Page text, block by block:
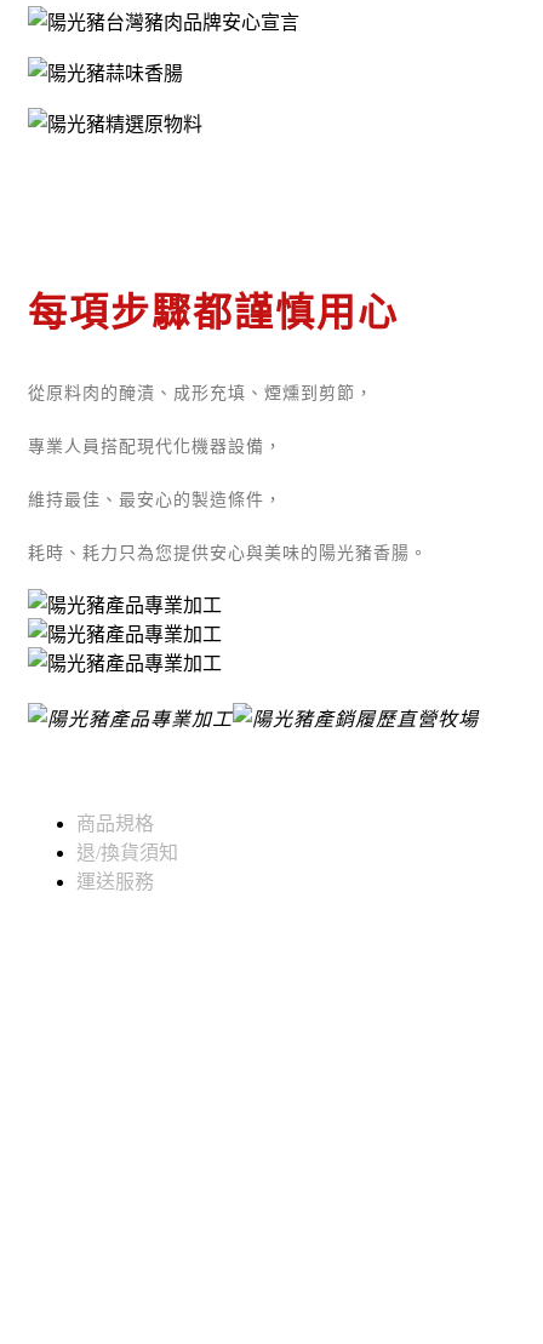
每項步驟都謹慎用心
從原料肉的醃漬、成形充填、煙燻到剪節，
專業人員搭配現代化機器設備，
維持最佳、最安心的製造條件，
耗時、耗力只為您提供安心與美味的陽光豬香腸。
商品規格
退/換貨須知
運送服務